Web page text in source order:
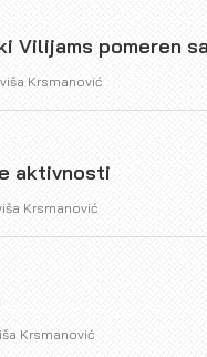
Vilijams pomeren
Krsmanović
aktivnosti
Krsmanović
Krsmanović